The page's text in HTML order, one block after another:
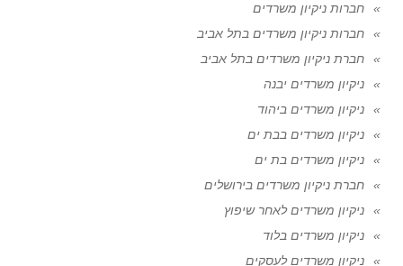
חברות ניקיון משרדים
חברות ניקיון משרדים בתל אביב
חברת ניקיון משרדים בתל אביב
ניקיון משרדים יבנה
ניקיון משרדים ביהוד
ניקיון משרדים בבת ים
ניקיון משרדים בת ים
חברת ניקיון משרדים בירושלים
ניקיון משרדים לאחר שיפוץ
ניקיון משרדים בלוד
ניקיון משרדים לעסקים